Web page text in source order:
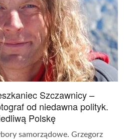
Szczawnicy –
od niedawna polityk.
Polskę
samorządowe. Grzegorz